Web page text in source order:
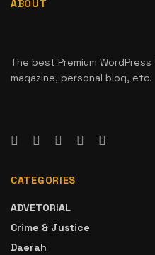
ABOUT
The best Premium
magazine, personal blog, etc.
CATEGORIES
ADVETORIAL
Crime & Justice
Daerah